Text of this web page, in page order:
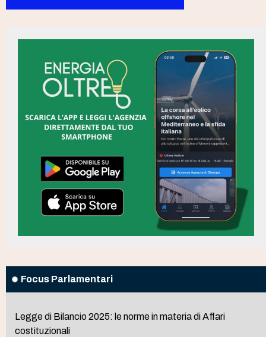
Focus Parlamentari
Legge di Bilancio 2025: le norme in materia di Affari
costituzionali